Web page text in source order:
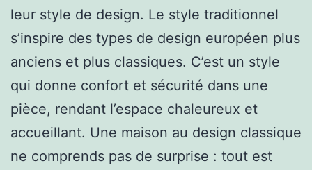
leur style de design. Le style traditionnel
s’inspire des types de design européen plus
anciens et plus classiques. C’est un style
qui donne confort et sécurité dans une
pièce, rendant l’espace chaleureux et
accueillant. Une maison au design classique
ne comprends pas de surprise : tout est